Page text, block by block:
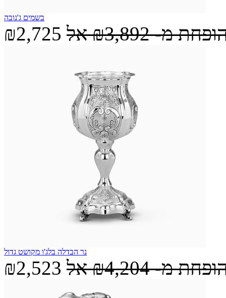
בשמים ג'נובה
₪2,725 מ-₪3,892 אל
נר הבדלה בלג'ו מקושט גדול
₪2,523 מ-₪4,204 אל